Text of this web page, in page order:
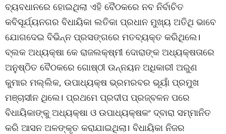
ବ୍ୟବଧାନରେ ହୋଇଥିଲା ଏହି ବୈଠକରେ ନବ ନିର୍ବାଚିତ
କବିସୂର୍ଯ୍ୟନଗର ବିଧାୟିକା ଲତିକା ପ୍ରଧାନ ମୁଖ୍ୟ ଅତିଥି ଭାବେ
ଯୋଗଦେଇ ବିଭିନ୍ନ ପ୍ରସଙ୍ଗରେ ମତବ୍ୟକ୍ତ କରିଥିଲେ।
ବ୍ଲକ ଅଧ୍ୟକ୍ଷା କେ ରାଜଲକ୍ଷ୍ମୀ ଦୋରାଙ୍କ ଅଧ୍ୟକ୍ଷତାରେ
ଅନୁଷ୍ଠିତ ବୈଠକରେ ଗୋଷ୍ଠୀ ଉନ୍ନୟନ ଅଧିକାରୀ ଅରୁଣ
କୁମାର ମଲ୍ଲିକ, ଉପାଧ୍ୟକ୍ଷ ଭ୍ରମରବର ଭୂୟାଁ ପ୍ରମୁଖ
ମଞ୍ଚାସୀନ ଥିଲେ। ପ୍ରଥମେ ପ୍ରଦୀପ ପ୍ରଜ୍ବଳନ ପରେ
ବିଧାୟିକାଙ୍କୁ ଅଧ୍ୟକ୍ଷା ଓ ଉପାଧ୍ୟକ୍ଷକଂ ଦ୍ବାରା ସମ୍ମାନିତ
କରି ଆସନ ଅଳଙ୍କୃତ କରାଯାଇଥିଲା। ବିଧାୟିକା ନିଜର